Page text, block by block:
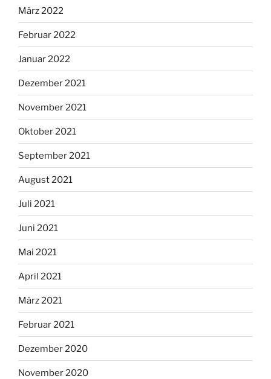
März 2022
Februar 2022
Januar 2022
Dezember 2021
November 2021
Oktober 2021
September 2021
August 2021
Juli 2021
Juni 2021
Mai 2021
April 2021
März 2021
Februar 2021
Dezember 2020
November 2020